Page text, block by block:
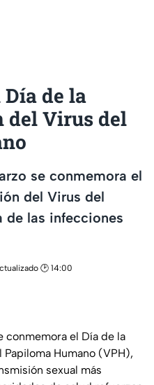
de la
del Virus del
se conmemora el
del Virus del
de las infecciones
🕑 14:00
conmemora el Día de la
Humano (VPH),
sexual más